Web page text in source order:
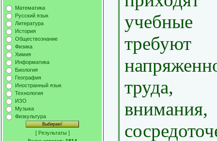
Математика
Русский язык
Литература
История
Обществознание
Физика
Химия
Информатика
Биология
География
Иностранный язык
Технология
ИЗО
Музыка
Физкультура
[ Результаты ]
учебные
труда,
внимания,